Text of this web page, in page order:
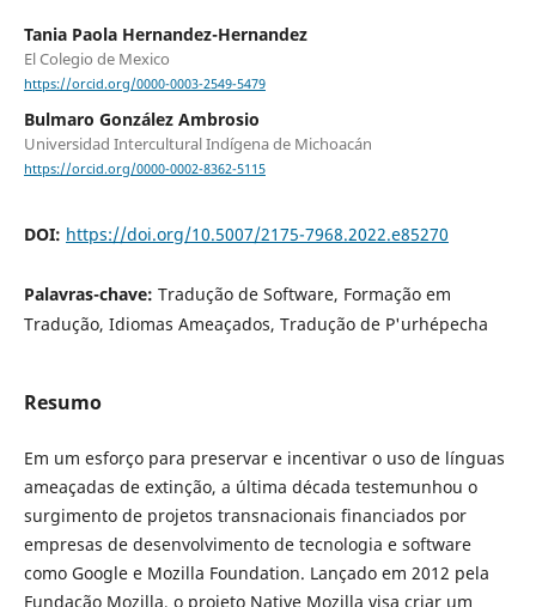
Tania Paola Hernandez-Hernandez
El Colegio de Mexico
https://orcid.org/0000-0003-2549-5479
Bulmaro González Ambrosio
Universidad Intercultural Indígena de Michoacán
https://orcid.org/0000-0002-8362-5115
DOI: https://doi.org/10.5007/2175-7968.2022.e85270
Palavras-chave: Tradução de Software, Formação em
Tradução, Idiomas Ameaçados, Tradução de P'urhépecha
Resumo
Em um esforço para preservar e incentivar o uso de línguas
ameaçadas de extinção, a última década testemunhou o
surgimento de projetos transnacionais financiados por
empresas de desenvolvimento de tecnologia e software
como Google e Mozilla Foundation. Lançado em 2012 pela
Fundação Mozilla, o projeto Native Mozilla visa criar um